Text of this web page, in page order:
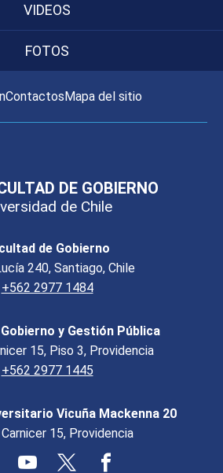
VIDEOS
FOTOS
ContactosMapa del sitio
DE GOBIERNO
de Chile
de Gobierno
240, Santiago, Chile
+562 2977 1484
Gobierno y Gestión Pública
15, Piso 3, Providencia
+562 2977 1445
Vicuña Mackenna 20
Carnicer 15, Providencia